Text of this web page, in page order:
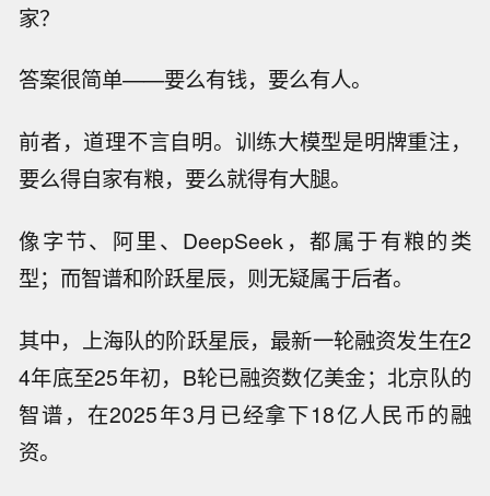
家？
答案很简单——要么有钱，要么有人。
前者，道理不言自明。训练大模型是明牌重注，
要么得自家有粮，要么就得有大腿。
像字节、阿里、DeepSeek，都属于有粮的类
型；而智谱和阶跃星辰，则无疑属于后者。
其中，上海队的阶跃星辰，最新一轮融资发生在2
4年底至25年初，B轮已融资数亿美金；北京队的
智谱，在2025年3月已经拿下18亿人民币的融
资。